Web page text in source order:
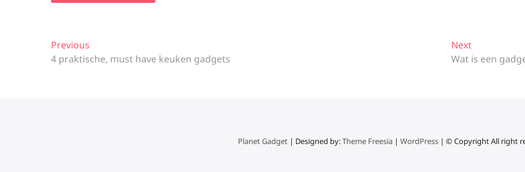
Bericht
navigatie
Previous
post:
4 praktische, must have keuken gadgets
NextNext
post:
Wat is een
Planet Gadget| Designed by:Theme Freesia| WordPress| © Copyright All right